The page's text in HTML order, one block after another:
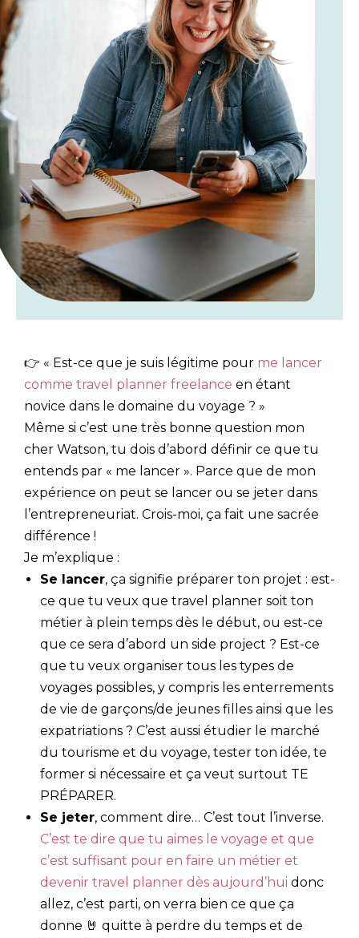
👉 « Est-ce que je suis légitime pour me lancer
comme travel planner freelance en étant
novice dans le domaine du voyage ? »
Même si c’est une très bonne question mon
cher Watson, tu dois d’abord définir ce que tu
entends par « me lancer ». Parce que de mon
expérience on peut se lancer ou se jeter dans
l’entrepreneuriat. Crois-moi, ça fait une sacrée
différence !
Je m’explique :
Se lancer, ça signifie préparer ton projet : est-
ce que tu veux que travel planner soit ton
métier à plein temps dès le début, ou est-ce
que ce sera d’abord un side project ? Est-ce
que tu veux organiser tous les types de
voyages possibles, y compris les enterrements
de vie de garçons/de jeunes filles ainsi que les
expatriations ? C’est aussi étudier le marché
du tourisme et du voyage, tester ton idée, te
former si nécessaire et ça veut surtout TE
PRÉPARER.
Se jeter, comment dire… C’est tout l’inverse.
C’est te dire que tu aimes le voyage et que
c’est suffisant pour en faire un métier et
devenir travel planner dès aujourd’hui donc
allez, c’est parti, on verra bien ce que ça
donne 🤘 quitte à perdre du temps et de